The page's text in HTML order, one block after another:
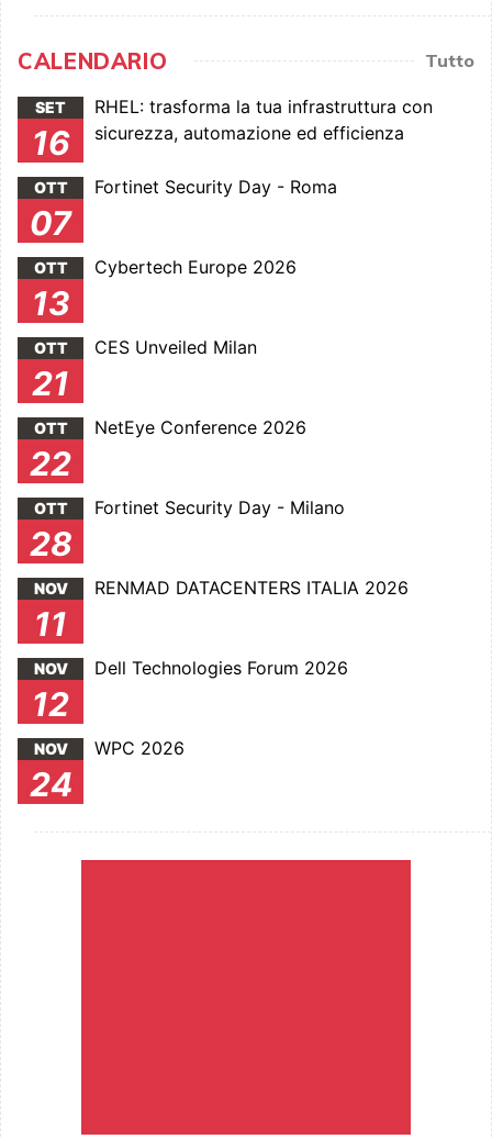
CALENDARIO Tutto
SET
16
RHEL: trasforma la tua infrastruttura con
sicurezza, automazione ed efficienza
OTT
07
Fortinet Security Day - Roma
OTT
13
Cybertech Europe 2026
OTT
21
CES Unveiled Milan
OTT
22
NetEye Conference 2026
OTT
28
Fortinet Security Day - Milano
NOV
11
RENMAD DATACENTERS ITALIA 2026
NOV
12
Dell Technologies Forum 2026
NOV
24
WPC 2026